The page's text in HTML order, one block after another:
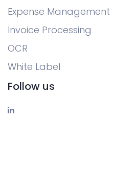
Expense Management
Invoice Processing
OCR
White Label
Follow us